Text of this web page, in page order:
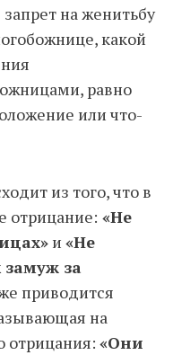
на женитьбу
какой
равно
или что-
из того, что в
отрицание: «Не
и «Не
за
приводится
на
отрицания: «Они